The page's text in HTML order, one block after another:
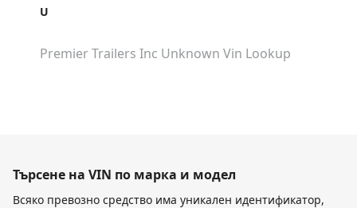
U
Premier Trailers Inc Unknown Vin Lookup
Търсене на VIN по марка и модел
Всяко превозно средство има уникален идентификатор,